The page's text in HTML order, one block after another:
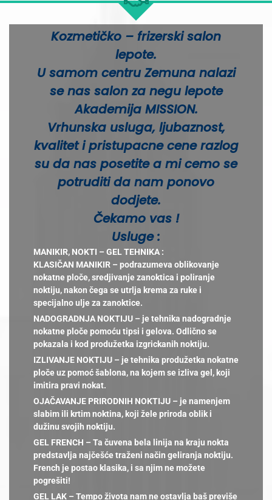
Kozmetičko – frizerski salon
lepote.
U samom centru Zemuna nalazi
se nas salon za negu lepote
Akademija MISSION.
Vrhunska usluga, ljubaznost,
kvalitet i pristupacne cene razlog
su da nas posetite a mi cemo se
potruditi da nam ponovo
dodjete.
Čekamo vas !
Usluge :
MANIKIR, NOKTI – GEL TEHNIKA :
KLASIČAN MANIKIR – podrazumeva oblikovanje
nokatne ploče, sredjivanje zanoktica i poliranje
noktiju, nakon čega se utrlja krema za ruke i
specijalno ulje za zanoktice.
NADOGRADNJA NOKTIJU – je tehnika nadogradnje
nokatne ploče pomoću tipsi i gelova. Odlično se
pokazala i kod produžetka izgrickanih noktiju.
IZLIVANJE NOKTIJU – je tehnika produžetka nokatne
ploče uz pomoć šablona, na kojem se izliva gel, koji
imitira pravi nokat.
OJAČAVANJE PRIRODNIH NOKTIJU – je namenjem
slabim ili krtim noktina, koji žele priroda oblik i
dužinu svojih noktiju.
GEL FRENCH – Ta čuvena bela linija na kraju nokta
predstavlja najčešće traženi način geliranja noktiju.
French je postao klasika, i sa njim ne možete
pogrešiti!
GEL LAK – Tempo života nam ne ostavlja baš previše